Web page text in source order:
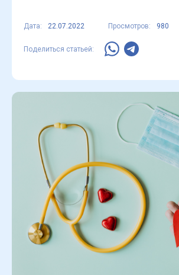
Дата: 22.07.2022 Просмотров: 980
Поделиться статьей: